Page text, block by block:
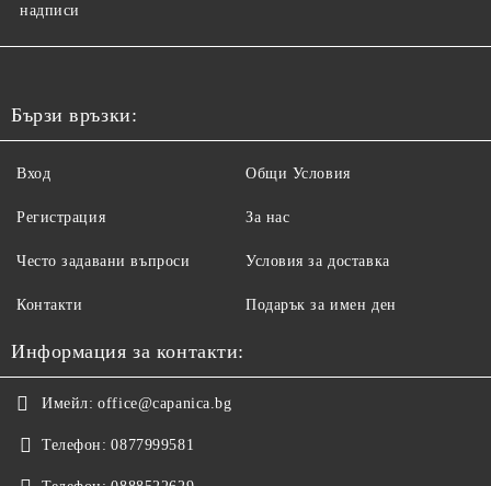
надписи
Бързи връзки:
Вход
Регистрация
Често задавани въпроси
Контакти
Общи Условия
За нас
Условия за доставка
Подарък за имен ден
Информация за контакти:
Имейл: office@capanica.bg
Телефон: 0877999581